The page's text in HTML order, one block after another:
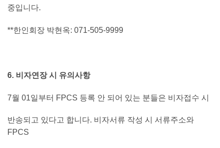
중입니다.
**한인회장 박현옥: 071-505-9999
6. 비자연장 시 유의사항
7월 01일부터 FPCS 등록 안 되어 있는 분들은 비자접수 시
반송되고 있다고 합니다. 비자서류 작성 시 서류주소와
FPCS